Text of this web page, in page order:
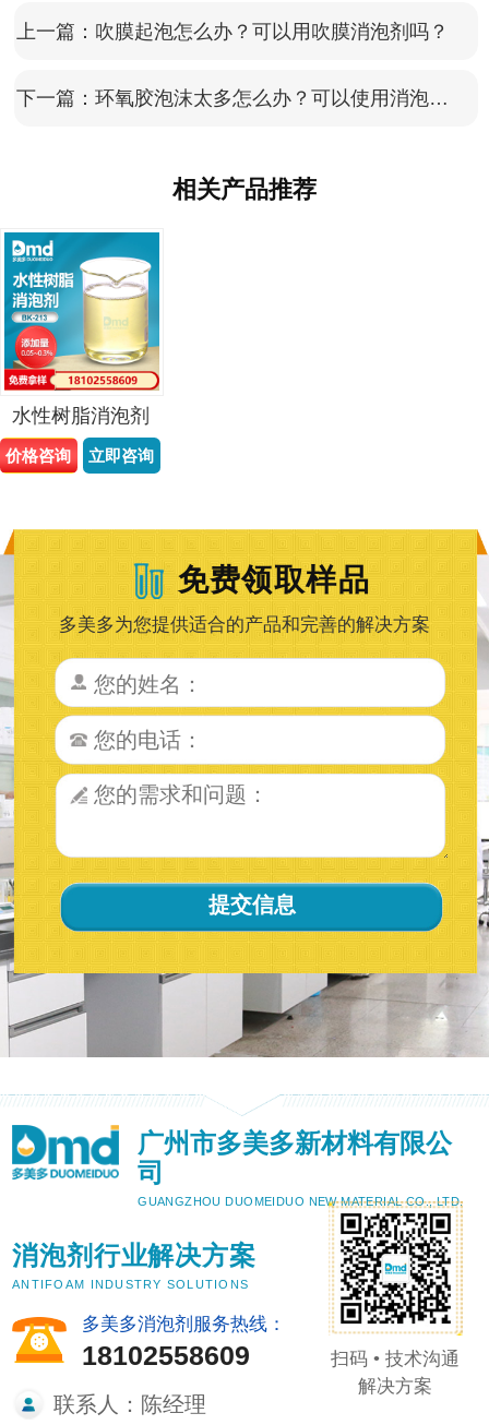
上一篇： 吹膜起泡怎么办？可以用吹膜消泡剂吗？
下一篇： 环氧胶泡沫太多怎么办？可以使用消泡剂吗？
相关产品推荐
水性树脂消泡剂
价格咨询 立即咨询
免费领取样品
多美多为您提供适合的产品和完善的解决方案
广州市多美多新材料有限公
司
GUANGZHOU DUOMEIDUO NEW MATERIAL CO., LTD.
消泡剂行业解决方案
ANTIFOAM INDUSTRY SOLUTIONS
多美多消泡剂服务热线：
18102558609
联系人：陈经理
扫码 • 技术沟通
解决方案